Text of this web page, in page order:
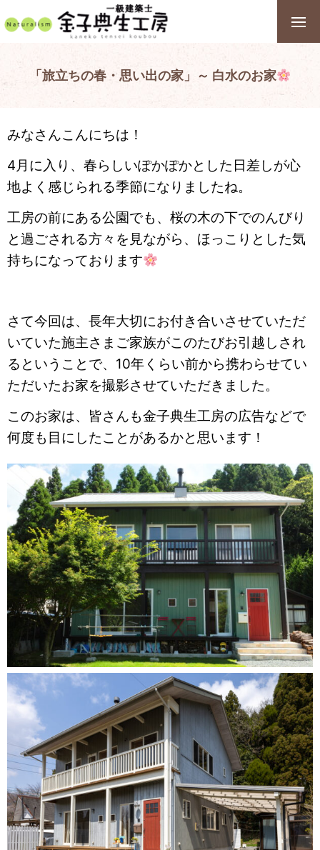
「旅立ちの春・思い出の家」～ 白水のお家
みなさんこんにちは！
4月に入り、 春らしいぽかぽかとした日差しが心
地よく感じられる季節になりま したね。
工房の前にある公園でも、 桜の木の下でのんびり
と過ごされる方々を見ながら、 ほっこりとした気
持ちになっております
さて今回は、 長年大切にお付き合いさせていただ
いていた施主さまご家族がこのたびお引越しされ
るということで、 10年くらい前から携わらせてい
ただいたお家を撮影させていただきました。
このお家は、 皆さんも金子典生工房の広告などで
何度も目にしたことがあるかと思います！